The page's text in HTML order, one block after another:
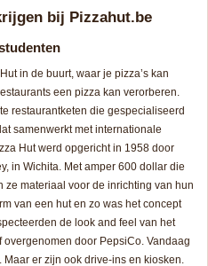
bij Pizzahut.be
in de buurt, waar je pizza’s kan
een pizza kan verorberen.
restaurantketen die gespecialiseerd
samenwerkt met internationale
Hut werd opgericht in 1958 door
in Wichita. Met amper 600 dollar die
materiaal voor de inrichting van hun
van een hut en zo was het concept
de look and feel van het
door PepsiCo. Vandaag
er zijn ook drive-ins en kiosken.